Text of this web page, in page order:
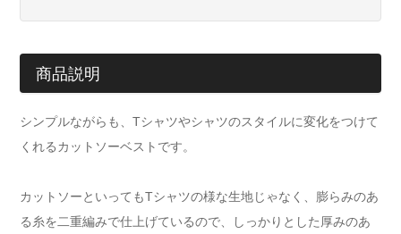
商品説明
シンプルながらも、Tシャツやシャツのスタイルに変化をつけて
くれるカットソーベストです。
カットソーといってもTシャツの様な生地じゃなく、膨らみのあ
る糸を二重編みで仕上げているので、しっかりとした厚みのあ